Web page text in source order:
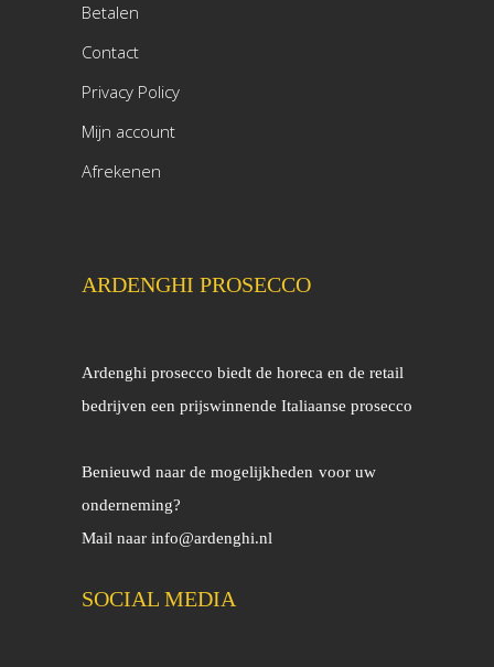
Betalen
Contact
Privacy Policy
Mijn account
Afrekenen
ARDENGHI PROSECCO
Ardenghi prosecco biedt de horeca en de retail
bedrijven een prijswinnende Italiaanse prosecco
Benieuwd naar de mogelijkheden voor uw
onderneming?
Mail naar info@ardenghi.nl
SOCIAL MEDIA